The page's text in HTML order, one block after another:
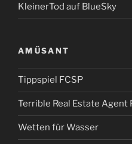
KleinerTod auf BlueSky
AMÜSANT
Tippspiel FCSP
Terrible Real Estate Agent
Wetten für Wasser